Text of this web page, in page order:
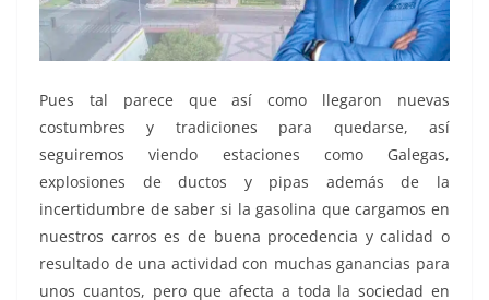
Pues tal parece que así como llegaron nuevas
costumbres y tradiciones para quedarse, así
seguiremos viendo estaciones como Galegas,
explosiones de ductos y pipas además de la
incertidumbre de saber si la gasolina que cargamos en
nuestros carros es de buena procedencia y calidad o
resultado de una actividad con muchas ganancias para
unos cuantos, pero que afecta a toda la sociedad en